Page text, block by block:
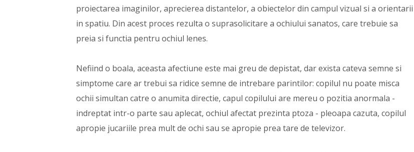
proiectarea imaginilor, aprecierea distantelor, a obiectelor din campul vizual si a orientarii
in spatiu. Din acest proces rezulta o suprasolicitare a ochiului sanatos, care trebuie sa
preia si functia pentru ochiul lenes.
Nefiind o boala, aceasta afectiune este mai greu de depistat, dar exista cateva semne si
simptome care ar trebui sa ridice semne de intrebare parintilor: copilul nu poate misca
ochii simultan catre o anumita directie, capul copilului are mereu o pozitia anormala -
indreptat intr-o parte sau aplecat, ochiul afectat prezinta ptoza - pleoapa cazuta, copilul
apropie jucariile prea mult de ochi sau se apropie prea tare de televizor.